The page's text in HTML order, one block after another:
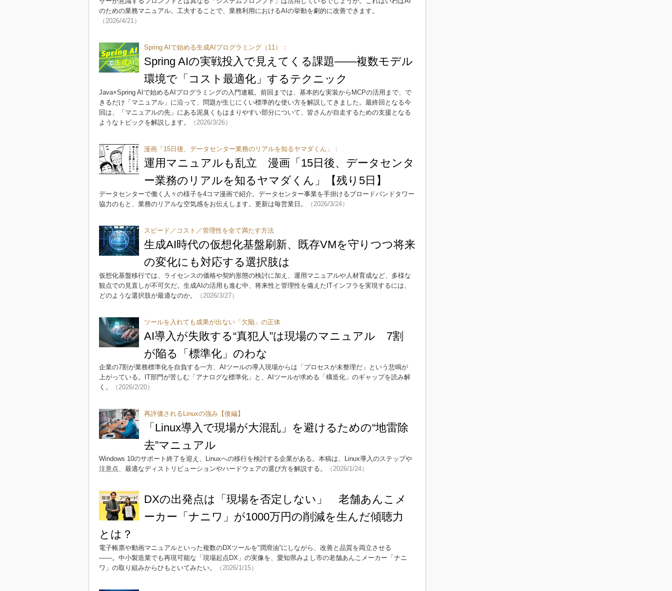
のための業務マニュアル。工夫することで、業務利用におけるAIの挙動を劇的に改善できます。
（2026/4/21）
Spring AIで始める生成AIプログラミング（11）：
Spring AIの実戦投入で見えてくる課題――複数モデル
環境で「コスト最適化」するテクニック
Java×Spring AIで始めるAIプログラミングの入門連載。前回までは、基本的な実装からMCPの活用まで、で
きるだけ「マニュアル」に沿って、問題が生じにくい標準的な使い方を解説してきました。最終回となる今
回は、「マニュアルの先」にある泥臭くもはまりやすい部分について、皆さんが自走するための支援となる
ようなトピックを解説します。
（2026/3/26）
漫画「15日後、データセンター業務のリアルを知るヤマダくん」：
運用マニュアルも乱立 漫画「15日後、データセンタ
ー業務のリアルを知るヤマダくん」【残り5日】
データセンターで働く人々の様子を4コマ漫画で紹介。データセンター事業を手掛けるブロードバンドタワー
協力のもと、業務のリアルな空気感をお伝えします。更新は毎営業日。
（2026/3/24）
スピード／コスト／管理性を全て満たす方法
生成AI時代の仮想化基盤刷新、既存VMを守りつつ将来
の変化にも対応する選択肢は
仮想化基盤移行では、ライセンスの価格や契約形態の検討に加え、運用マニュアルや人材育成など、多様な
観点での見直しが不可欠だ。生成AIの活用も進む中、将来性と管理性を備えたITインフラを実現するには、
どのような選択肢が最適なのか。
（2026/3/27）
ツールを入れても成果が出ない「欠陥」の正体
AI導入が失敗する“真犯人”は現場のマニュアル 7割
が陥る「標準化」のわな
企業の7割が業務標準化を自負する一方、AIツールの導入現場からは「プロセスが未整理だ」という悲鳴が
上がっている。IT部門が苦しむ「アナログな標準化」と、AIツールが求める「構造化」のギャップを読み解
く。
（2026/2/20）
再評価されるLinuxの強み【後編】
「Linux導入で現場が大混乱」を避けるための“地雷除
去”マニュアル
Windows 10のサポート終了を迎え、Linuxへの移行を検討する企業がある。本稿は、Linux導入のステップや
注意点、最適なディストリビューションやハードウェアの選び方を解説する。
（2026/1/24）
DXの出発点は「現場を否定しない」 老舗あんこメ
ーカー「ナニワ」が1000万円の削減を生んだ傾聴力
とは？
電子帳票や動画マニュアルといった複数のDXツールを“潤滑油”にしながら、改善と品質を両立させる
――。中小製造業でも再現可能な「現場起点DX」の実像を、愛知県みよし市の老舗あんこメーカー「ナニ
ワ」の取り組みからひもといてみたい。
（2026/1/15）